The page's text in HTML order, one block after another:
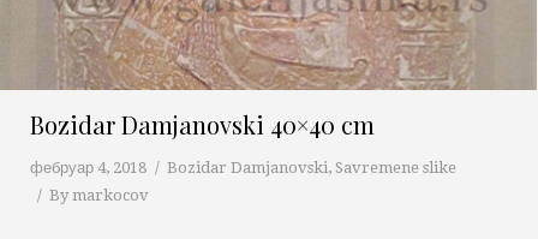
Bozidar Damjanovski 40×40 cm
фебруар 4, 2018 Bozidar Damjanovski, Savremene slike
By markocov